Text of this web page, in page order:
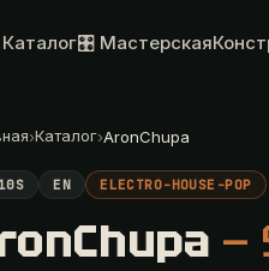
Каталог🎛 Мастерская
›Каталог›AronChupa
EN ELECTRO-HOUSE-POP
—